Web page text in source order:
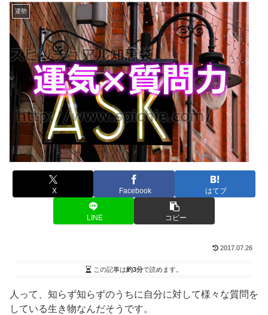
運勢
X Facebook はてブ
LINE コピー
2017.07.26
この記事は約3分で読めます。
人って、知らず知らずのうちに自分に対して様々な質問を
している生き物なんだそうです。